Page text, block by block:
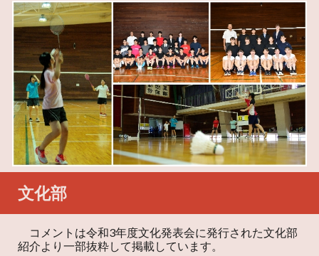
文化部
コメントは令和3年度文化発表会に発行された文化部
紹介より一部抜粋して掲載しています。